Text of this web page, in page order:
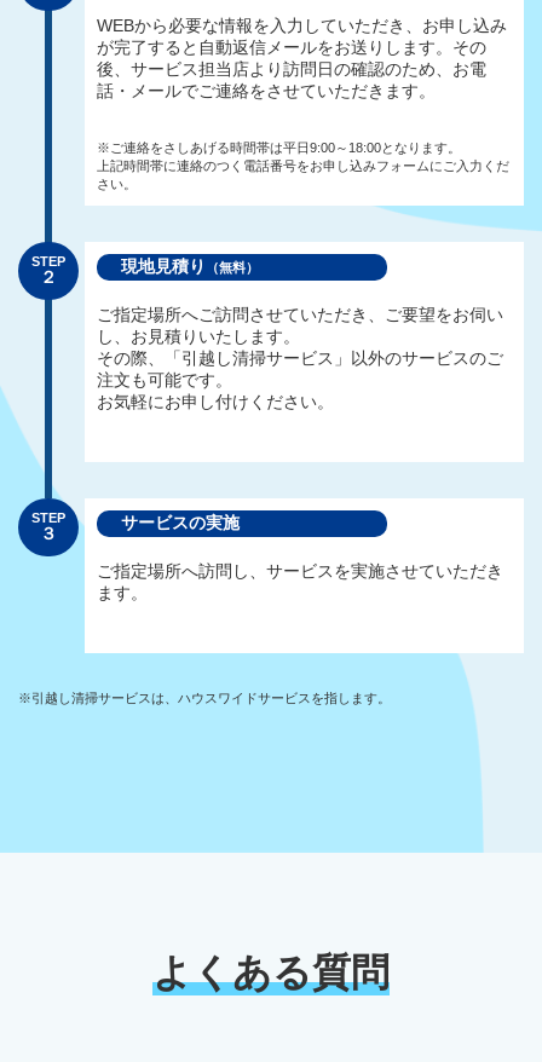
WEBから必要な情報を入力していただき、お申し込み
が完了すると自動返信メールをお送りします。その
後、サービス担当店より訪問日の確認のため、お電
話・メールでご連絡をさせていただきます。
※ご連絡をさしあげる時間帯は平日9:00～18:00となります。
上記時間帯に連絡のつく電話番号をお申し込みフォームにご入力くだ
さい。
STEP
２
現地見積り （無料）
ご指定場所へご訪問させていただき、ご要望をお伺い
し、お見積りいたします。
その際、「引越し清掃サービス」以外のサービスのご
注文も可能です。
お気軽にお申し付けください。
STEP
３
サービスの実施
ご指定場所へ訪問し、サービスを実施させていただき
ます。
※引越し清掃サービスは、ハウスワイドサービスを指します。
よくある質問